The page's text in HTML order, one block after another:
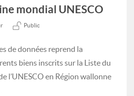
mondial UNESCO
Public
de données reprend la
biens inscrits sur la Liste du
l’UNESCO en Région wallonne